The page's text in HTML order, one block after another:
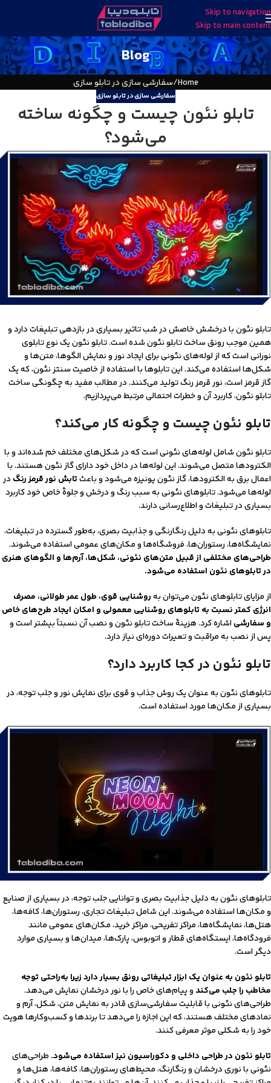
Skip to navigation
Skip to main content
Blog
Home سفارشی سازی در تابلو سازی
سفارشی سازی در تابلو سازی
تابلو نئون چیست و چگونه ساخته
می‌شود؟
تابلو نئون با درخشش خاصش در شب تاثیر بسیاری در بازدهی تبلیغات دارد و
همین موجب رونق ساخت تابلو نئون شده است. تابلو نئون یک نوع تابلوی
نورانی است که از لوله‌های نئونی برای ایجاد نور و نمایش الگوها، متن‌ها و
شکل‌ها استفاده می‌کند. این تابلوها با استفاده از خاصیت سنتز نئون، که یک
گاز قرمز است، نور قرمز رنگ تولید می‌کنند. در مطالب مفید به چگونگی ساخت
تابلو نئون، کاربرد آن و خطرات احتمالی مرتبط می‌پردازیم.
تابلو نئون چیست و چگونه کار می‌کند؟
تابلو نئون شامل لوله‌های نئونی است که در شکل‌های مختلف خم شده‌اند و با
الکترودها متصل می‌شوند. این لوله‌ها در داخل خود دارای گاز نئون هستند. با
اعمال برق به الکترودها، گاز نئون یونیزه می‌شود و باعثتابش نور قرمز رنگ در
لوله‌ها می‌شود. تابلوهای نئونی به سبب رنگ و درخش و جلوۀ خاص خود کاربرد
بسیاری در تبلیغات و اطلاع‌رسانی دارند.
تابلوهای نئونی به دلیل رنگارنگی و جذابیت بصری، به‌طور گسترده در تبلیغات،
نمایشگاه‌ها، رستوران‌ها، فروشگاه‌ها و مکان‌های عمومی استفاده می‌شوند.
طراحی‌های مختلفی از قبیل متن‌های نئونی، شکل‌ها، آرم‌ها و الگوهای هنری
در تابلوهای نئون استفاده می‌شود.
از مزایای تابلوهای نئون می‌توان بهروشنایی قوی، طول عمر طولانی، مصرف
انرژی کمتر نسبت به تابلوهای روشنایی معمولی و امکان ایجاد طرح‌های خاص
و سفارشی اشاره کرد. هزینۀ ساخت تابلو نئون و نصب آن نسبتاً بیشتر است و
پس از نصب به مراقبت و تعیرات دوره‌ای نیاز دارد.
تابلو نئون در کجا کاربرد دارد؟
تابلوهای نئون به عنوان یک روش جذاب و قوی برای نمایش نور و جلب توجه، در
بسیاری از مکان‌ها مورد استفاده است.
تابلوهای نئون به دلیل جذابیت بصری و توانایی جلب توجه، در بسیاری از صنایع
و مکان‌ها استفاده می‌شوند. این شامل تبلیغات تجاری، رستوران‌ها، کافه‌ها،
هتل‌ها، نمایشگاه‌ها، مراکز تفریحی، مراکز خرید، مکان‌های عمومی مانند
فرودگاه‌ها، ایستگاه‌های قطار و اتوبوس، پارک‌ها، میدان‌ها و بسیاری موارد
دیگر است.
تابلو نئون به عنوان یک ابزار تبلیغاتی رونق بسیار دارد زیرا به‌راحتی توجه
مخاطب را جلب می‌کند و پیام‌های خاص را با نور درخشان نمایش می‌دهد.
طراحی‌های نئونی با قابلیت سفارشی‌سازی قادر به نمایش متن، شکل، آرم و
نمادهای مختلف هستند، که این اجازه را می‌دهد تا برندها و کسب‌وکارها هویت
خود را به شکلی موثر معرفی کنند.
تابلو نئون در طراحی داخلی و دکوراسیون نیز استفاده می‌شود. طراحی‌های
نئونی با نوری درخشان و رنگارنگ، محیط‌های رستوران‌ها، کافه‌ها، هتل‌ها و